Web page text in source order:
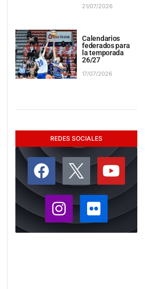
21/07/2026
Calendarios
federados para
la temporada
26/27
17/07/2026
REDES SOCIALES